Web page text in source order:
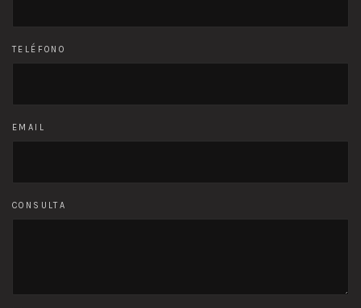
TELÉFONO
EMAIL
CONSULTA